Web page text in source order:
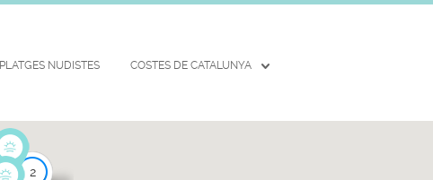
PLATGES NUDISTES COSTES DE CATALUNYA
2